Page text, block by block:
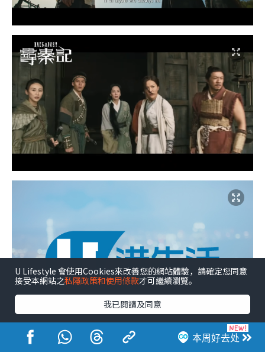
本周好去处
U Lifestyle 會使用Cookies來改善您的網站體驗，請確定您同意
接受本網站之私隱政策和使用條款才可繼續瀏覽。
我已閱讀及同意